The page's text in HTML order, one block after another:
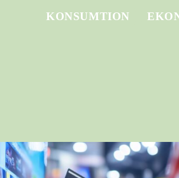
KONSUMTION